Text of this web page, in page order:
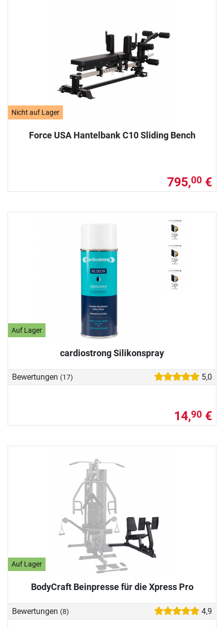
Nicht auf Lager
Force USA Hantelbank C10 Sliding Bench
795,00 €
Auf Lager
cardiostrong Silikonspray
Bewertungen (17) 5,0
14,90 €
Auf Lager
BodyCraft Beinpresse für die Xpress Pro
Bewertungen (8) 4,9